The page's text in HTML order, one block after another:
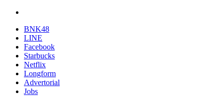
BNK48
LINE
Facebook
Starbucks
Netflix
Longform
Advertorial
Jobs